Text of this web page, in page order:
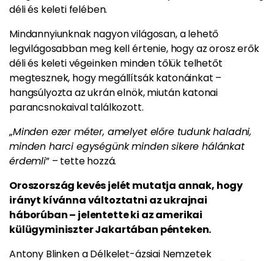
déli és keleti felében.
Mindannyiunknak nagyon világosan, a lehető
legvilágosabban meg kell értenie, hogy az orosz erők
déli és keleti végeinken minden tőlük telhetőt
megtesznek, hogy megállítsák katonáinkat –
hangsúlyozta az ukrán elnök, miután katonai
parancsnokaival találkozott.
„Minden ezer méter, amelyet előre tudunk haladni,
minden harci egységünk minden sikere hálánkat
érdemli” – tette hozzá.
Oroszország kevés jelét mutatja annak, hogy
irányt kívánna változtatni az ukrajnai
háborúban – jelentette ki az amerikai
külügyminiszter Jakartában pénteken.
Antony Blinken a Délkelet-ázsiai Nemzetek